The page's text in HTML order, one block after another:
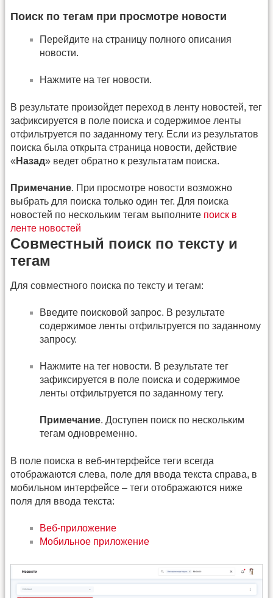
Поиск по тегам при просмотре новости
Перейдите на страницу полного описания
новости.
Нажмите на тег новости.
В результате произойдет переход в ленту новостей, тег
зафиксируется в поле поиска и содержимое ленты
отфильтруется по заданному тегу. Если из результатов
поиска была открыта страница новости, действие
« Назад» ведет обратно к результатам поиска.
Примечание. При просмотре новости возможно
выбрать для поиска только один тег. Для поиска
новостей по нескольким тегам выполните поиск в
ленте новостей
Совместный поиск по тексту и
тегам
Для совместного поиска по тексту и тегам:
Введите поисковой запрос. В результате
содержимое ленты отфильтруется по заданному
запросу.
Нажмите на тег новости. В результате тег
зафиксируется в поле поиска и содержимое
ленты отфильтруется по заданному тегу.
Примечание. Доступен поиск по нескольким
тегам одновременно.
В поле поиска в веб-интерфейсе теги всегда
отображаются слева, поле для ввода текста справа, в
мобильном интерфейсе – теги отображаются ниже
поля для ввода текста:
Веб-приложение
Мобильное приложение